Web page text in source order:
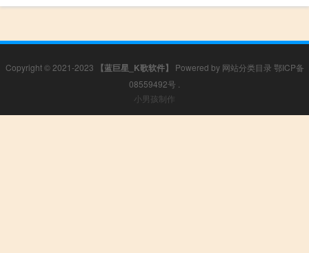
Copyright © 2021-2023 【蓝巨星_K歌软件】 Powered by 网站分类目录 鄂ICP备
08559492号
小男孩制作